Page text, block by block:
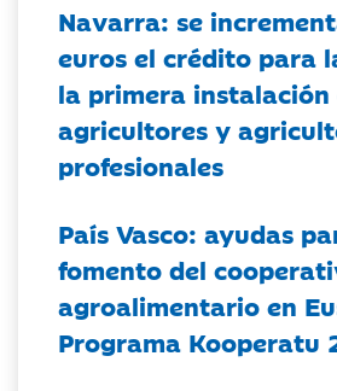
Navarra: se
euros el crédito para
la primera instalación
agricultores y
profesionales
País Vasco: ayudas
fomento del
agroalimentario en
Programa Kooperatu